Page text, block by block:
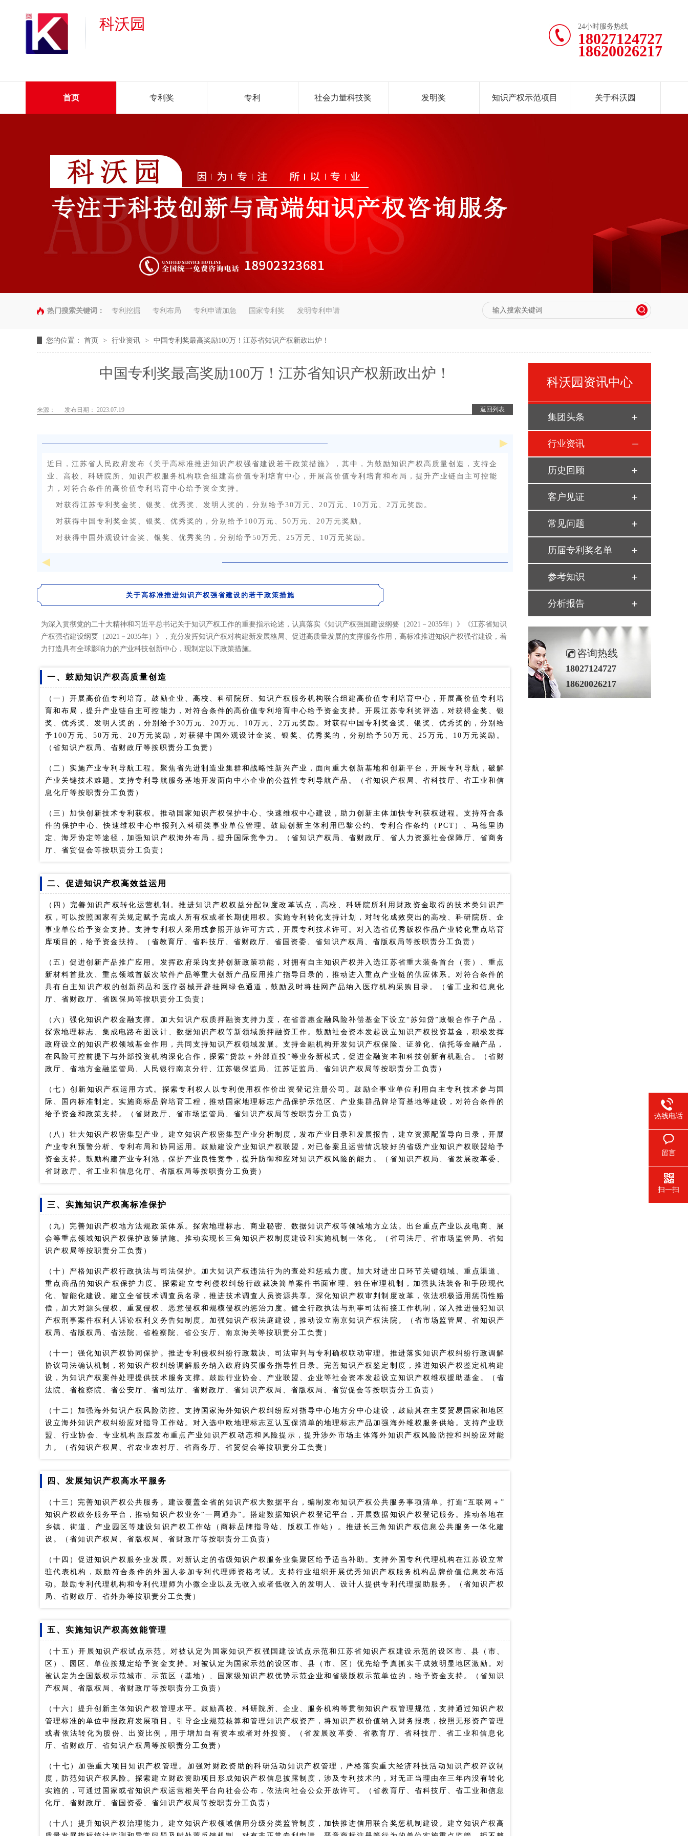
24小时服务热线
18027124727
18620026217
科沃园
首页 专利奖 专利 社会力量科技奖 发明奖 知识产权示范项目 关于科沃园
热门搜索关键词： 专利挖掘 专利布局 专利申请加急 国家专利奖 发明专利申请
您的位置： 首页 > 行业资讯 > 中国专利奖最高奖励100万！江苏省知识产权新政出炉！
中国专利奖最高奖励100万！江苏省知识产权新政出炉！
返回列表
来源： 发布日期： 2023.07.19
近日，江苏省人民政府发布《关于高标准推进知识产权强省建设若干政策措施》，其中，为鼓励知识产权高质量创造，支持企
业、高校、科研院所、知识产权服务机构联合组建高价值专利培育中心，开展高价值专利培育和布局，提升产业链自主可控能
力，对符合条件的高价值专利培育中心给予资金支持。
对获得江苏专利奖金奖、银奖、优秀奖、发明人奖的，分别给予30万元、20万元、10万元、2万元奖励。
对获得中国专利奖金奖、银奖、优秀奖的，分别给予100万元、50万元、20万元奖励。
对获得中国外观设计金奖、银奖、优秀奖的，分别给予50万元、25万元、10万元奖励。
关于高标准推进知识产权强省建设的若干政策措施
为深入贯彻党的二十大精神和习近平总书记关于知识产权工作的重要指示论述，认真落实《知识产权强国建设纲要（2021－2035年）》《江苏省知识
产权强省建设纲要（2021－2035年）》，充分发挥知识产权对构建新发展格局、促进高质量发展的支撑服务作用，高标准推进知识产权强省建设，着
力打造具有全球影响力的产业科技创新中心，现制定以下政策措施。
一、鼓励知识产权高质量创造
（一）开展高价值专利培育。鼓励企业、高校、科研院所、知识产权服务机构联合组建高价值专利培育中心，开展高价值专利培
育和布局，提升产业链自主可控能力，对符合条件的高价值专利培育中心给予资金支持。开展江苏专利奖评选，对获得金奖、银
奖、优秀奖、发明人奖的，分别给予30万元、20万元、10万元、2万元奖励。对获得中国专利奖金奖、银奖、优秀奖的，分别给
予100万元、50万元、20万元奖励，对获得中国外观设计金奖、银奖、优秀奖的，分别给予50万元、25万元、10万元奖励。
（省知识产权局、省财政厅等按职责分工负责）
（二）实施产业专利导航工程。聚焦省先进制造业集群和战略性新兴产业，面向重大创新基地和创新平台，开展专利导航，破解
产业关键技术难题。支持专利导航服务基地开发面向中小企业的公益性专利导航产品。（省知识产权局、省科技厅、省工业和信
息化厅等按职责分工负责）
（三）加快创新技术专利获权。推动国家知识产权保护中心、快速维权中心建设，助力创新主体加快专利获权进程。支持符合条
件的保护中心、快速维权中心申报列入科研类事业单位管理。鼓励创新主体利用巴黎公约、专利合作条约（PCT）、马德里协
定、海牙协定等途径，加强知识产权海外布局，提升国际竞争力。（省知识产权局、省财政厅、省人力资源社会保障厅、省商务
厅、省贸促会等按职责分工负责）
二、促进知识产权高效益运用
（四）完善知识产权转化运营机制。推进知识产权权益分配制度改革试点，高校、科研院所利用财政资金取得的技术类知识产
权，可以按照国家有关规定赋予完成人所有权或者长期使用权。实施专利转化支持计划，对转化成效突出的高校、科研院所、企
事业单位给予资金支持。支持专利权人采用或参照开放许可方式，开展专利技术许可。对入选省优秀版权作品产业转化重点培育
库项目的，给予资金扶持。（省教育厅、省科技厅、省财政厅、省国资委、省知识产权局、省版权局等按职责分工负责）
（五）促进创新产品推广应用。发挥政府采购支持创新政策功能，对拥有自主知识产权并入选江苏省重大装备首台（套）、重点
新材料首批次、重点领域首版次软件产品等重大创新产品应用推广指导目录的，推动进入重点产业链的供应体系。对符合条件的
具有自主知识产权的创新药品和医疗器械开辟挂网绿色通道，鼓励及时将挂网产品纳入医疗机构采购目录。（省工业和信息化
厅、省财政厅、省医保局等按职责分工负责）
（六）强化知识产权金融支撑。加大知识产权质押融资支持力度，在省普惠金融风险补偿基金下设立“苏知贷”政银合作子产品，
探索地理标志、集成电路布图设计、数据知识产权等新领域质押融资工作。鼓励社会资本发起设立知识产权投资基金，积极发挥
政府设立的知识产权领域基金作用，共同支持知识产权领域发展。支持金融机构开发知识产权保险、证券化、信托等金融产品，
在风险可控前提下与外部投资机构深化合作，探索“贷款＋外部直投”等业务新模式，促进金融资本和科技创新有机融合。（省财
政厅、省地方金融监管局、人民银行南京分行、江苏银保监局、江苏证监局、省知识产权局等按职责分工负责）
（七）创新知识产权运用方式。探索专利权人以专利使用权作价出资登记注册公司。鼓励企事业单位利用自主专利技术参与国
际、国内标准制定。实施商标品牌培育工程，推动国家地理标志产品保护示范区、产业集群品牌培育基地等建设，对符合条件的
给予资金和政策支持。（省财政厅、省市场监管局、省知识产权局等按职责分工负责）
（八）壮大知识产权密集型产业。建立知识产权密集型产业分析制度，发布产业目录和发展报告，建立资源配置导向目录，开展
产业专利预警分析、专利布局和协同运用。鼓励建设产业知识产权联盟，对已备案且运营情况较好的省级产业知识产权联盟给予
资金支持。鼓励构建产业专利池，保护产业良性竞争，提升防御和应对知识产权风险的能力。（省知识产权局、省发展改革委、
省财政厅、省工业和信息化厅、省版权局等按职责分工负责）
三、实施知识产权高标准保护
（九）完善知识产权地方法规政策体系。探索地理标志、商业秘密、数据知识产权等领域地方立法。出台重点产业以及电商、展
会等重点领域知识产权保护政策措施。推动实现长三角知识产权制度建设和实施机制一体化。（省司法厅、省市场监管局、省知
识产权局等按职责分工负责）
（十）严格知识产权行政执法与司法保护。加大知识产权违法行为的查处和惩戒力度。加大对进出口环节关键领域、重点渠道、
重点商品的知识产权保护力度。探索建立专利侵权纠纷行政裁决简单案件书面审理、独任审理机制，加强执法装备和手段现代
化、智能化建设。建立全省技术调查员名录，推进技术调查人员资源共享。深化知识产权审判制度改革，依法积极适用惩罚性赔
偿，加大对源头侵权、重复侵权、恶意侵权和规模侵权的惩治力度。健全行政执法与刑事司法衔接工作机制，深入推进侵犯知识
产权刑事案件权利人诉讼权利义务告知制度。加强知识产权法庭建设，推动设立南京知识产权法院。（省市场监管局、省知识产
权局、省版权局、省法院、省检察院、省公安厅、南京海关等按职责分工负责）
（十一）强化知识产权协同保护。推进专利侵权纠纷行政裁决、司法审判与专利确权联动审理。推进落实知识产权纠纷行政调解
协议司法确认机制，将知识产权纠纷调解服务纳入政府购买服务指导性目录。完善知识产权鉴定制度，推进知识产权鉴定机构建
设，为知识产权案件处理提供技术服务支撑。鼓励行业协会、产业联盟、企业等社会资本发起设立知识产权维权援助基金。（省
法院、省检察院、省公安厅、省司法厅、省财政厅、省知识产权局、省版权局、省贸促会等按职责分工负责）
（十二）加强海外知识产权风险防控。支持国家海外知识产权纠纷应对指导中心地方分中心建设，鼓励其在主要贸易国家和地区
设立海外知识产权纠纷应对指导工作站。对入选中欧地理标志互认互保清单的地理标志产品加强海外维权服务供给。支持产业联
盟、行业协会、专业机构跟踪发布重点产业知识产权动态和风险提示，提升涉外市场主体海外知识产权风险防控和纠纷应对能
力。（省知识产权局、省农业农村厅、省商务厅、省贸促会等按职责分工负责）
四、发展知识产权高水平服务
（十三）完善知识产权公共服务。建设覆盖全省的知识产权大数据平台，编制发布知识产权公共服务事项清单。打造“互联网＋”
知识产权政务服务平台，推动知识产权业务“一网通办”。搭建数据知识产权登记平台，开展数据知识产权登记服务。推动各地在
乡镇、街道、产业园区等建设知识产权工作站（商标品牌指导站、版权工作站）。推进长三角知识产权信息公共服务一体化建
设。（省知识产权局、省版权局、省财政厅等按职责分工负责）
（十四）促进知识产权服务业发展。对新认定的省级知识产权服务业集聚区给予适当补助。支持外国专利代理机构在江苏设立常
驻代表机构，鼓励符合条件的外国人参加专利代理师资格考试。支持行业组织开展优秀知识产权服务机构品牌价值信息发布活
动。鼓励专利代理机构和专利代理师为小微企业以及无收入或者低收入的发明人、设计人提供专利代理援助服务。（省知识产权
局、省财政厅、省外办等按职责分工负责）
五、实施知识产权高效能管理
（十五）开展知识产权试点示范。对被认定为国家知识产权强国建设试点示范和江苏省知识产权建设示范的设区市、县（市、
区）、园区、单位按规定给予资金支持。对被认定为国家示范的设区市、县（市、区）优先给予真抓实干成效明显地区激励。对
被认定为全国版权示范城市、示范区（基地）、国家级知识产权优势示范企业和省级版权示范单位的，给予资金支持。（省知识
产权局、省版权局、省财政厅等按职责分工负责）
（十六）提升创新主体知识产权管理水平。鼓励高校、科研院所、企业、服务机构等贯彻知识产权管理规范，支持通过知识产权
管理标准的单位申报政府发展项目。引导企业规范核算和管理知识产权资产，将知识产权价值纳入财务报表，按照无形资产管理
或者依法转化为股份、出资比例，用于增加自有资本或者对外投资。（省发展改革委、省教育厅、省科技厅、省工业和信息化
厅、省财政厅、省知识产权局等按职责分工负责）
（十七）加强重大项目知识产权管理。加强对财政资助的科研活动知识产权管理，严格落实重大经济科技活动知识产权评议制
度，防范知识产权风险。探索建立财政资助项目形成知识产权信息披露制度，涉及专利技术的，对无正当理由在三年内没有转化
实施的，可通过国家或省知识产权运营相关平台向社会公布，依法向社会公众开放许可。（省教育厅、省科技厅、省工业和信息
化厅、省财政厅、省国资委、省知识产权局等按职责分工负责）
（十八）提升知识产权治理能力。建立知识产权领域信用分级分类监管制度，加快推进信用联合奖惩机制建设。建立知识产权高
科沃园资讯中心
集团头条
行业资讯
历史回顾
客户见证
常见问题
历届专利奖名单
参考知识
分析报告
咨询热线
18027124727
18620026217
热线电话
留言
扫一扫